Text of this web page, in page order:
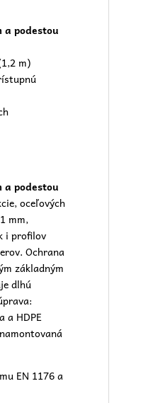
a podestou
m)
a podestou
oceľových
mm,
i profilov
Ochrana
základným
dlhú
a HDPE
EN 1176 a